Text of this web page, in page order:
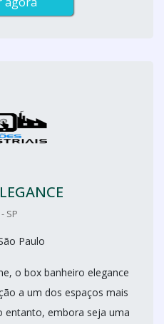
SP
Paulo
o box banheiro elegance
a um dos espaços mais
entanto, embora seja uma